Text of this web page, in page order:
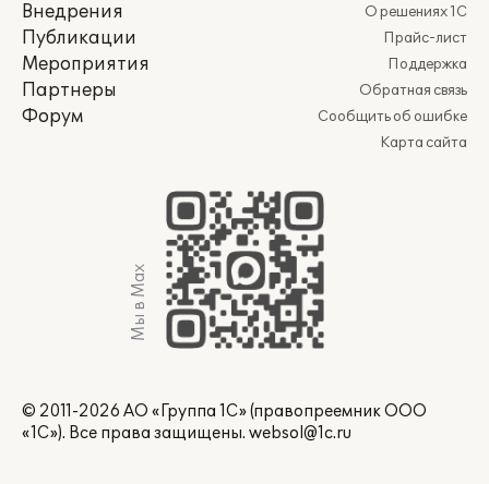
Внедрения
Публикации
Мероприятия
Партнеры
Форум
О решениях 1С
Прайс-лист
Поддержка
Обратная связь
Сообщить об ошибке
Карта сайта
Мы в Max
© 2011-2026 АО «Группа 1С» (правопреемник ООО
«1С»). Все права защищены. websol@1c.ru